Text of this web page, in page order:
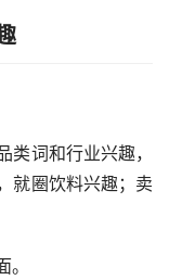
词和行业兴趣，
就圈饮料兴趣；卖